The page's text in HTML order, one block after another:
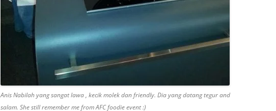
Anis Nabilah yang sangat lawa , kecik molek dan friendly. Dia yang datang tegur and
salam. She still remember me from AFC foodie event :)